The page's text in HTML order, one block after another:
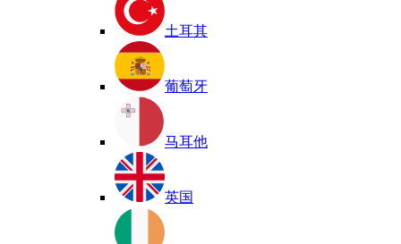
土耳其
葡萄牙
马耳他
英国